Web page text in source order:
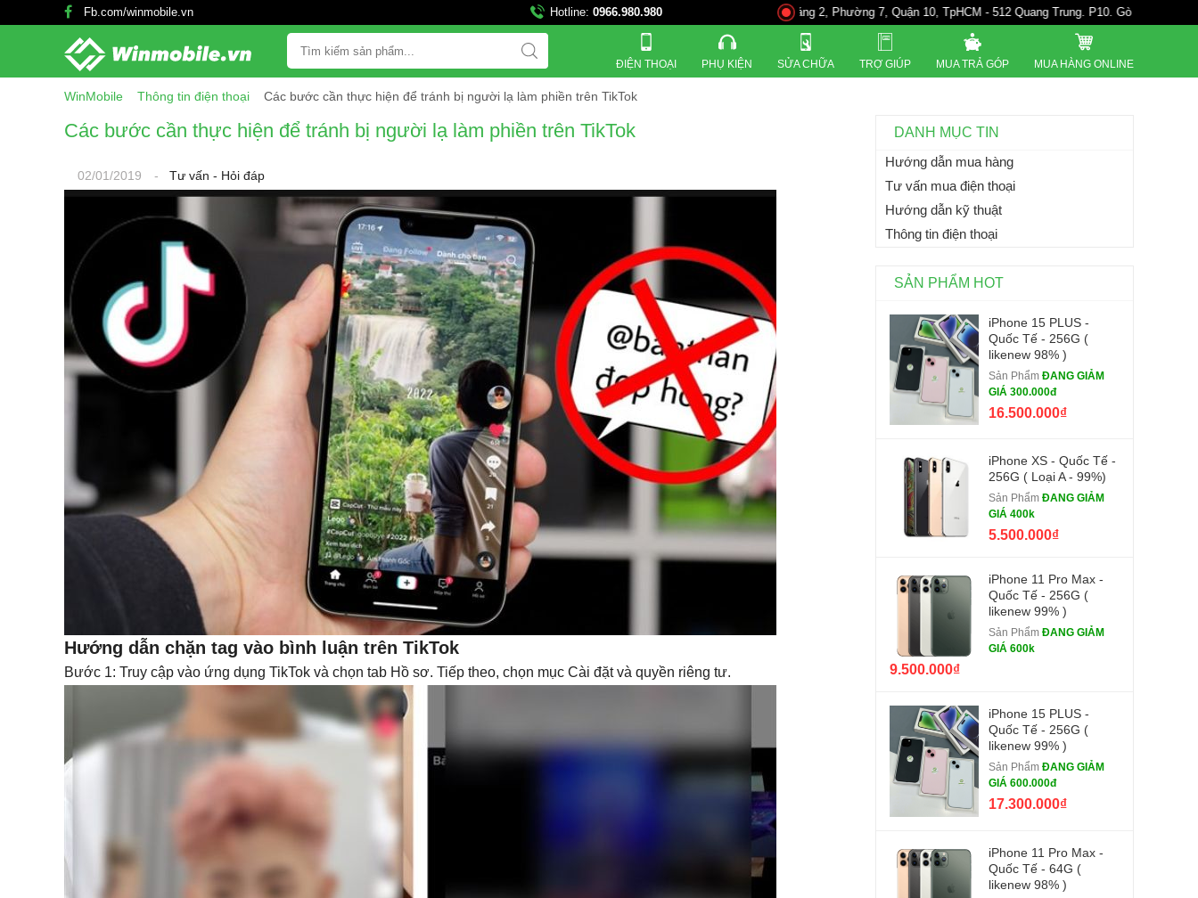
Fb.com/winmobile.vn Hotline: 0966.980.980821 Đường 3 tháng 2, Phường 7, Quận 10, TpHCM - 512 Quang Trung. P10. Gò Vấp - 528A Trường
ĐIỆN THOẠI PHỤ KIỆN SỬA CHỮA TRỢ GIÚP MUA TRẢ GÓP MUA HÀNG ONLINE
WinMobile Thông tin điện thoại Các bước cần thực hiện để tránh bị người lạ làm phiền trên TikTok
Các bước cần thực hiện để tránh bị người lạ làm phiền trên TikTok
02/01/2019 - Tư vấn - Hỏi đáp
Hướng dẫn chặn tag vào bình luận trên TikTok
Bước 1: Truy cập vào ứng dụng TikTok và chọn tab Hồ sơ. Tiếp theo, chọn mục Cài đặt và quyền riêng tư.
DANH MỤC TIN
Hướng dẫn mua hàng
Tư vấn mua điện thoại
Hướng dẫn kỹ thuật
Thông tin điện thoại
SẢN PHẨM HOT
iPhone 15 PLUS -
Quốc Tế - 256G (
likenew 98% )
Sản Phẩm ĐANG GIẢM
GIÁ 300.000đ
16.500.000₫
iPhone XS - Quốc Tế -
256G ( Loại A - 99%)
Sản Phẩm ĐANG GIẢM
GIÁ 400k
5.500.000₫
iPhone 11 Pro Max -
Quốc Tế - 256G (
likenew 99% )
Sản Phẩm ĐANG GIẢM
GIÁ 600k
9.500.000₫
iPhone 15 PLUS -
Quốc Tế - 256G (
likenew 99% )
Sản Phẩm ĐANG GIẢM
GIÁ 600.000đ
17.300.000₫
iPhone 11 Pro Max -
Quốc Tế - 64G (
likenew 98% )